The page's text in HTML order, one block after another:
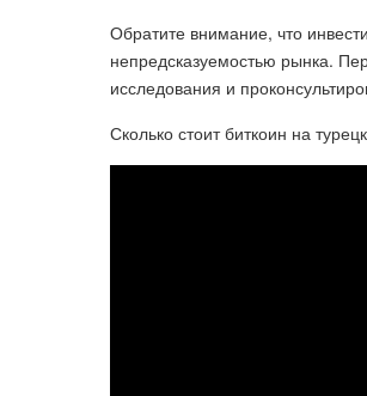
Обратите внимание, что
непредсказуемостью рынка.
исследования и
Сколько стоит биткоин на